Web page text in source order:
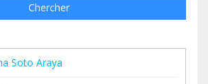
Chercher
Soto Araya